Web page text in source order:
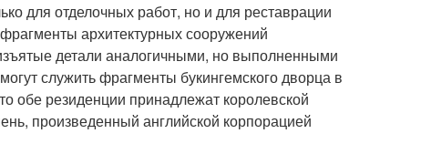
для отделочных работ, но и для реставрации
архитектурных сооружений
детали аналогичными, но выполненными
служить фрагменты букингемского дворца в
резиденции принадлежат королевской
произведенный английской корпорацией